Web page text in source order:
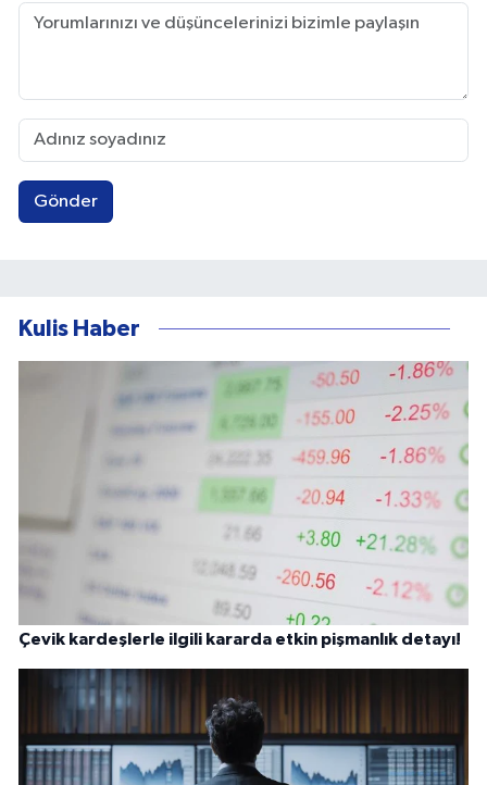
Gönder
Kulis Haber
Çevik kardeşlerle ilgili kararda etkin pişmanlık detayı!